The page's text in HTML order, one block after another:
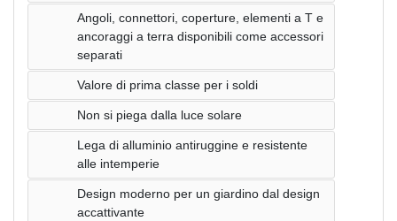
Angoli, connettori, coperture, elementi a T e
ancoraggi a terra disponibili come accessori
separati
Valore di prima classe per i soldi
Non si piega dalla luce solare
Lega di alluminio antiruggine e resistente
alle intemperie
Design moderno per un giardino dal design
accattivante